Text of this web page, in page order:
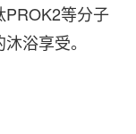
PROK2等分子
浴享受。